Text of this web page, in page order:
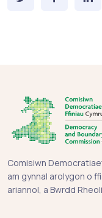
Comisiwn
am gynnal arolygon o
ariannol, a Bwrdd